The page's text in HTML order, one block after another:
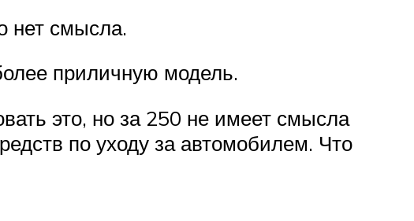
нет смысла.
приличную модель.
это, но за 250 не имеет смысла
по уходу за автомобилем. Что